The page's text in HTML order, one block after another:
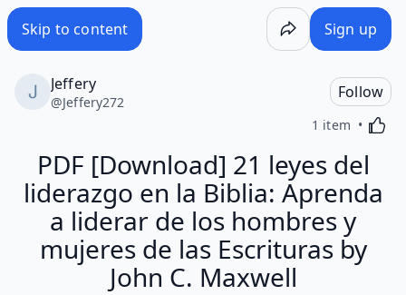
Skip to content Sign up
Jeffery
@Jeffery272
Follow
1 item
PDF [Download] 21 leyes del
liderazgo en la Biblia: Aprenda
a liderar de los hombres y
mujeres de las Escrituras by
John C. Maxwell